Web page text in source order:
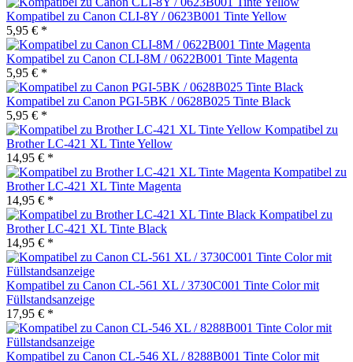
Kompatibel zu Canon CLI-8Y / 0623B001 Tinte Yellow
5,95 € *
Kompatibel zu Canon CLI-8M / 0622B001 Tinte Magenta
5,95 € *
Kompatibel zu Canon PGI-5BK / 0628B025 Tinte Black
5,95 € *
Kompatibel zu
Brother LC-421 XL Tinte Yellow
14,95 € *
Kompatibel zu
Brother LC-421 XL Tinte Magenta
14,95 € *
Kompatibel zu
Brother LC-421 XL Tinte Black
14,95 € *
Kompatibel zu Canon CL-561 XL / 3730C001 Tinte Color mit
Füllstandsanzeige
17,95 € *
Kompatibel zu Canon CL-546 XL / 8288B001 Tinte Color mit